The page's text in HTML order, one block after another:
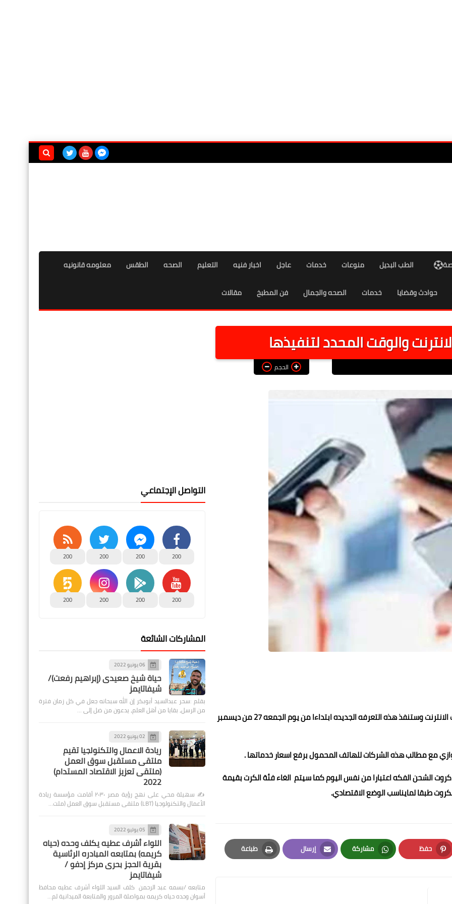
الطب البديل منوعات خدمات عاجل اخبار فنيه التعليم الصحه الطقس معلومه قانونيه
حوادث وقضايا خدمات الصحه والجمال فن المطبخ مقالات
والوقت المحدد لتنفيذها
الحجم
اعلنت الشركه المصريه للاتصالات عن زيادة تعرفيه جديده لباقات الانترنت وستنفذ هذه التعرفه الجديده ابتداءا من يوم الجمعه 27 من ديسمبر
مع مطالب هذه الشركات للهاتف المحمول برفع اسعار خدماتها .
الشحن الفكه اعتبارا من نفس اليوم كما سيتم الغاء فئة الكرت بقيمة
حفظ
Pinterest
مشاركة
Whatsapp
إرسال
Email
طباعة
Print
التواصل الإجتماعي
200
200
200
200
200
200
200
200
المشاركات الشائعة
06 يونيو 2022
حياة شيخ صعيدى (إبراهيم رفعت)/
شيفاتايمز
بقلم :سحر عبدالسيد أبوبكر إن الله سبحانه جعل في كل زمان فترة
من الرسل، بقايا من أهل العلم، يدعون من ضل إلى …
02 يونيو 2022
ريادة الاعمال والتكنولجيا تقيم
ملتقى مستقبل سوق العمل
(ملتقى تعزيز الاقتصاد المستدام)
2022
✍️ سهيلة محي على نهج رؤية مصر ٢٠٣٠ أقامت مؤسسة ريادة
الأعمال والتكنولوجيا (LBT) ملتقى مستقبل سوق العمل (ملت…
05 يوليو 2022
اللواء أشرف عطيه يكلف وحده (حياه
كريمه) بمتابعه المبادره الرئاسية
بقرية الحجز بحرى مركز إدفو /
شيفاتايمز
متابعه /بسمه عبد الرحمن كلف السيد اللواء أشرف عطيه محافظ
أسوان وحده حياه كريمه بمواصلة المرور والمتابعة الميدانية لم…